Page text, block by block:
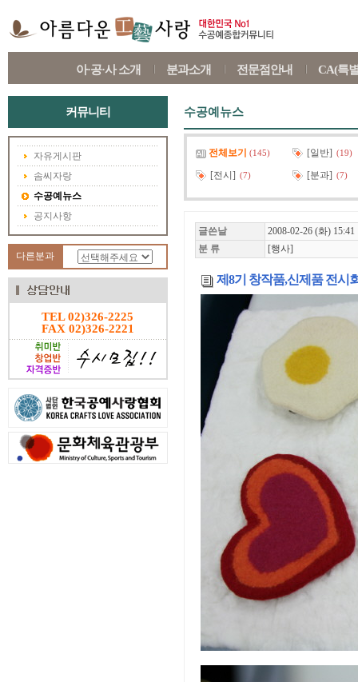
아·공·사 소개 분과소개 전문점안내 CA(특
커뮤니티
자유게시판
솜씨자랑
수공예뉴스
공지사항
다른분과
TEL 02)326-2225
FAX 02)326-2221
수공예뉴스
전체보기 (145) [일반] (19)
[전시] (7) [분과] (7)
글쓴날
2008-02-26 (화) 15:41
분 류
[행사]
제8기 창작품,신제품 전시